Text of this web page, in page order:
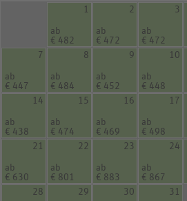
1
ab
€ 482
2
ab
€ 472
3
ab
€ 472
7
ab
€ 447
8
ab
€ 484
9
ab
€ 452
10
ab
€ 448
14
ab
€ 438
15
ab
€ 474
16
ab
€ 469
17
ab
€ 498
21
ab
€ 630
22
ab
€ 801
23
ab
€ 883
24
ab
€ 867
28
29 30 31